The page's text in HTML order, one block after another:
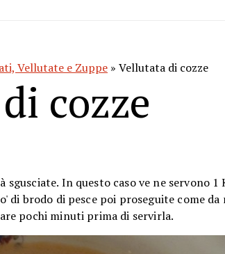
Vellutate e Zuppe » Vellutata di cozze
cozze
sgusciate. In questo caso ve ne servono
di brodo di pesce poi proseguite come
pochi minuti prima di servirla.